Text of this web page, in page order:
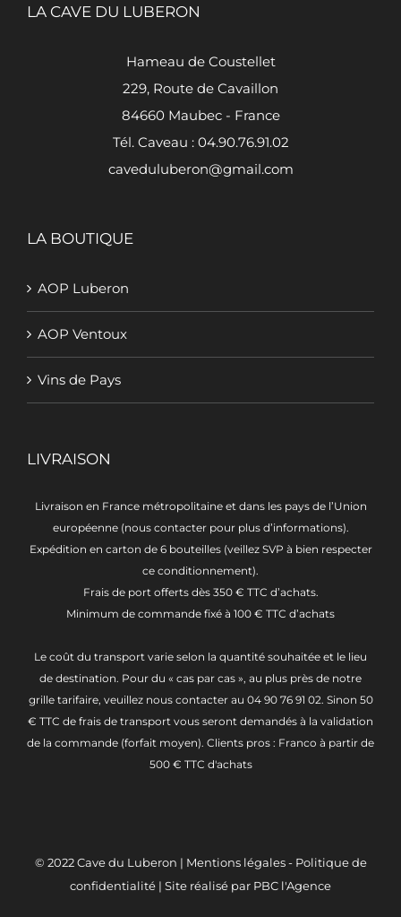
LA CAVE DU LUBERON
Hameau de Coustellet
229, Route de Cavaillon
84660 Maubec - France
Tél. Caveau : 04.90.76.91.02
caveduluberon@gmail.com
LA BOUTIQUE
AOP Luberon
AOP Ventoux
Vins de Pays
LIVRAISON
Livraison en France métropolitaine et dans les pays de l’Union
européenne (nous contacter pour plus d’informations).
Expédition en carton de 6 bouteilles (veillez SVP à bien respecter
ce conditionnement).
Frais de port offerts dès 350 € TTC d’achats.
Minimum de commande fixé à 100 € TTC d’achats
Le coût du transport varie selon la quantité souhaitée et le lieu
de destination. Pour du « cas par cas », au plus près de notre
grille tarifaire, veuillez nous contacter au 04 90 76 91 02. Sinon 50
€ TTC de frais de transport vous seront demandés à la validation
de la commande (forfait moyen). Clients pros : Franco à partir de
500 € TTC d'achats
© 2022Cave du Luberon | Mentions légales- Politique de
confidentialité | Site réalisé par PBC l'Agence